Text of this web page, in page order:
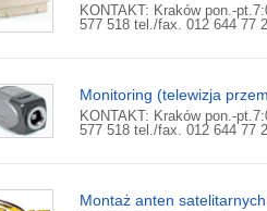
KONTAKT: Kraków pon.-
577 518 tel./fax. 012 644 77
Monitoring (telewizja
KONTAKT: Kraków pon.-
577 518 tel./fax. 012 644 77
Montaż anten